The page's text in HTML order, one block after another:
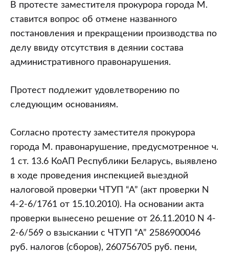
В протесте заместителя прокурора города М.
ставится вопрос об отмене названного
постановления и прекращении производства по
делу ввиду отсутствия в деянии состава
административного правонарушения.
Протест подлежит удовлетворению по
следующим основаниям.
Согласно протесту заместителя прокурора
города М. правонарушение, предусмотренное ч.
1 ст. 13.6 КоАП Республики Беларусь, выявлено
в ходе проведения инспекцией выездной
налоговой проверки ЧТУП “А” (акт проверки N
4-2-6/1761 от 15.10.2010). На основании акта
проверки вынесено решение от 26.11.2010 N 4-
2-6/569 о взыскании с ЧТУП “А” 2586900046
руб. налогов (сборов), 260756705 руб. пени,